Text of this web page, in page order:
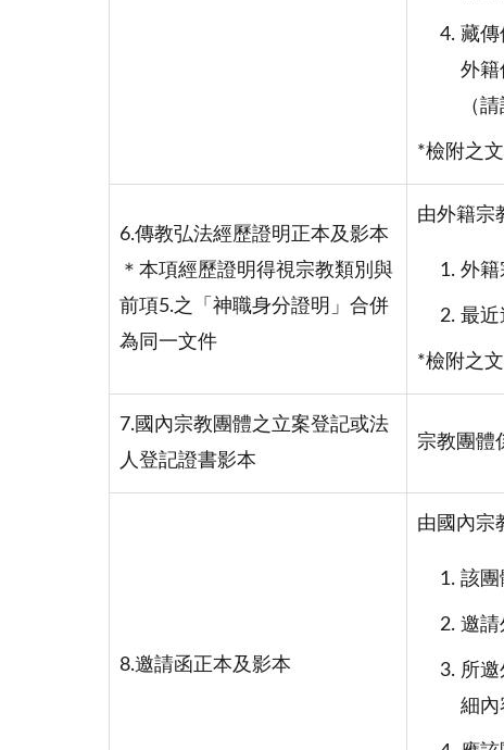
藏
外籍
（
*檢附之
6.傳教弘法經歷證明正本及影本
＊本項經歷證明得視宗教類別與
前項5.之「神職身分證明」合併
為同一文件
由外籍宗
外籍
最近
*檢附之
7.國內宗教團體之立案登記或法
人登記證書影本
宗教團體
8.邀請函正本及影本
由國內宗
該團
邀請
所
細內